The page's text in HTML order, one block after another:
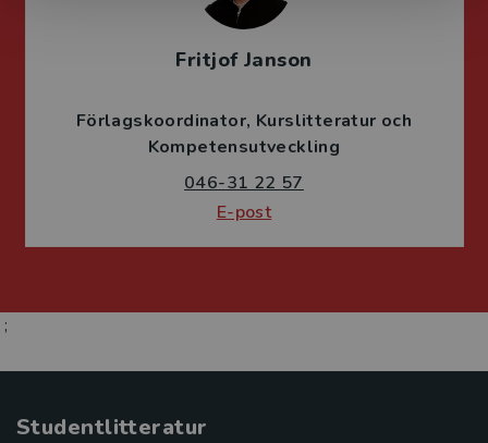
Fritjof Janson
Förlagskoordinator Kurslitteratur och
Kompetensutveckling
046-31 22 57
E-post
;
Studentlitteratur